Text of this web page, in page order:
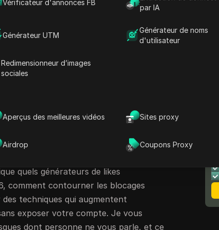
Vérificateur d'annonces FB
par IA
Générateur UTM
Générateur de noms
d'utilisateur
Redimensionneur d’images
sociales
Aperçus des meilleures vidéos Sites proxy
Airdrop Coupons Proxy
pages populaires. Beaucoup essaient
photo Facebook
ou cherchent des
gratuit de likes Facebook ou un liker
ou outils promettent beaucoup
fait de savoir comment obtenir des likes
de faux comptes, à la compréhension
quels générateurs de likes
comment contourner les blocages
techniques qui augmentent
exposer votre compte. Je vous
dont personne ne vous parle, et ce